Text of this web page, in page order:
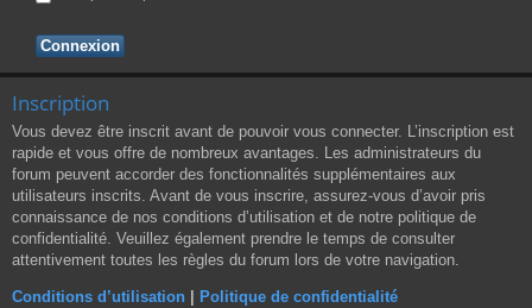
Inscription
Vous devez être inscrit avant de pouvoir vous connecter. L’inscription est
rapide et vous offre de nombreux avantages. Les administrateurs du
forum peuvent accorder des fonctionnalités supplémentaires aux
utilisateurs inscrits. Avant de vous inscrire, assurez-vous d’avoir pris
connaissance de nos conditions d’utilisation et de notre politique de
confidentialité. Veuillez également prendre le temps de consulter
attentivement toutes les règles du forum lors de votre navigation.
Conditions d’utilisation Politique de confidentialité